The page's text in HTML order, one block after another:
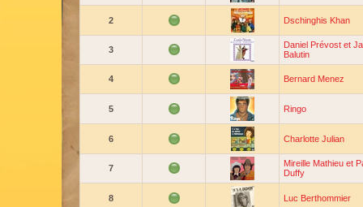
2 Dschinghis Khan
3
Daniel Prévost et
Balutin
4 Bernard Menez
5 Ringo
6 Charlotte Julian
7
Mireille Mathieu et
Duffy
8 Luc Berthommier